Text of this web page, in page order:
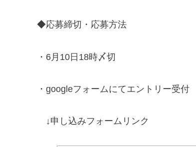
◆応募締切・応募方法
・6月10日18時〆切
・googleフォームにてエントリー受付
↓申し込みフォームリンク